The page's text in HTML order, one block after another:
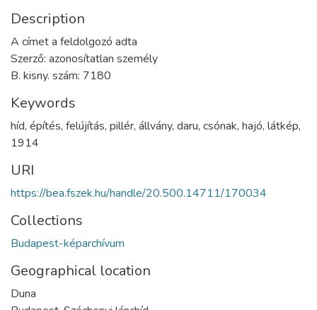
Description
A címet a feldolgozó adta
Szerző: azonosítatlan személy
B. kisny. szám: 7180
Keywords
híd, építés, felújítás, pillér, állvány, daru, csónak, hajó, látkép,
1914
URI
https://bea.fszek.hu/handle/20.500.14711/170034
Collections
Budapest-képarchívum
Geographical location
Duna